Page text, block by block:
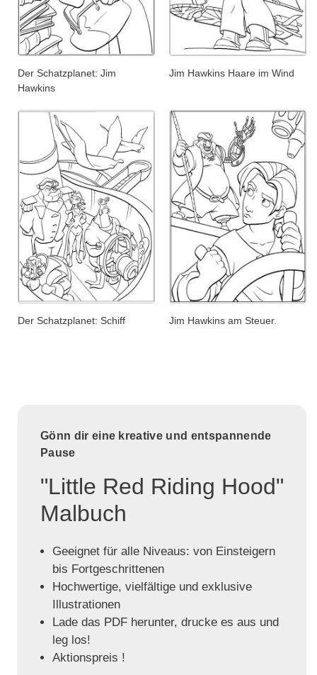
Der Schatzplanet: Jim
Hawkins
Jim Hawkins Haare im Wind
Der Schatzplanet: Schiff Jim Hawkins am Steuer.
Gönn dir eine kreative und entspannende
Pause
"Little Red Riding Hood"
Malbuch
Geeignet für alle Niveaus: von Einsteigern
bis Fortgeschrittenen
Hochwertige, vielfältige und exklusive
Illustrationen
Lade das PDF herunter, drucke es aus und
leg los!
Aktionspreis !